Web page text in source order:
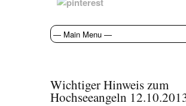
Wichtiger Hinweis zum
Hochseeangeln